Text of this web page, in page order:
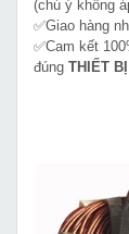
(chú ý không
✅Giao hàng
✅Cam kết
đúng THIẾT